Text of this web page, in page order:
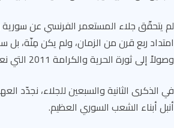
لم يتحقّق جلاء المستعمر الفرنسي عن سورية
امتداد ربع قرن من الزمان، ولم يكن مِنّة، بل
وصولاً إلى ثورة الحرية والكرامة 2011 التي نعيش فصولها الآن.
في الذكرى الثانية والسبعين للجلاء، نجدّد
أنبل أبناء الشعب السوري العظيم.